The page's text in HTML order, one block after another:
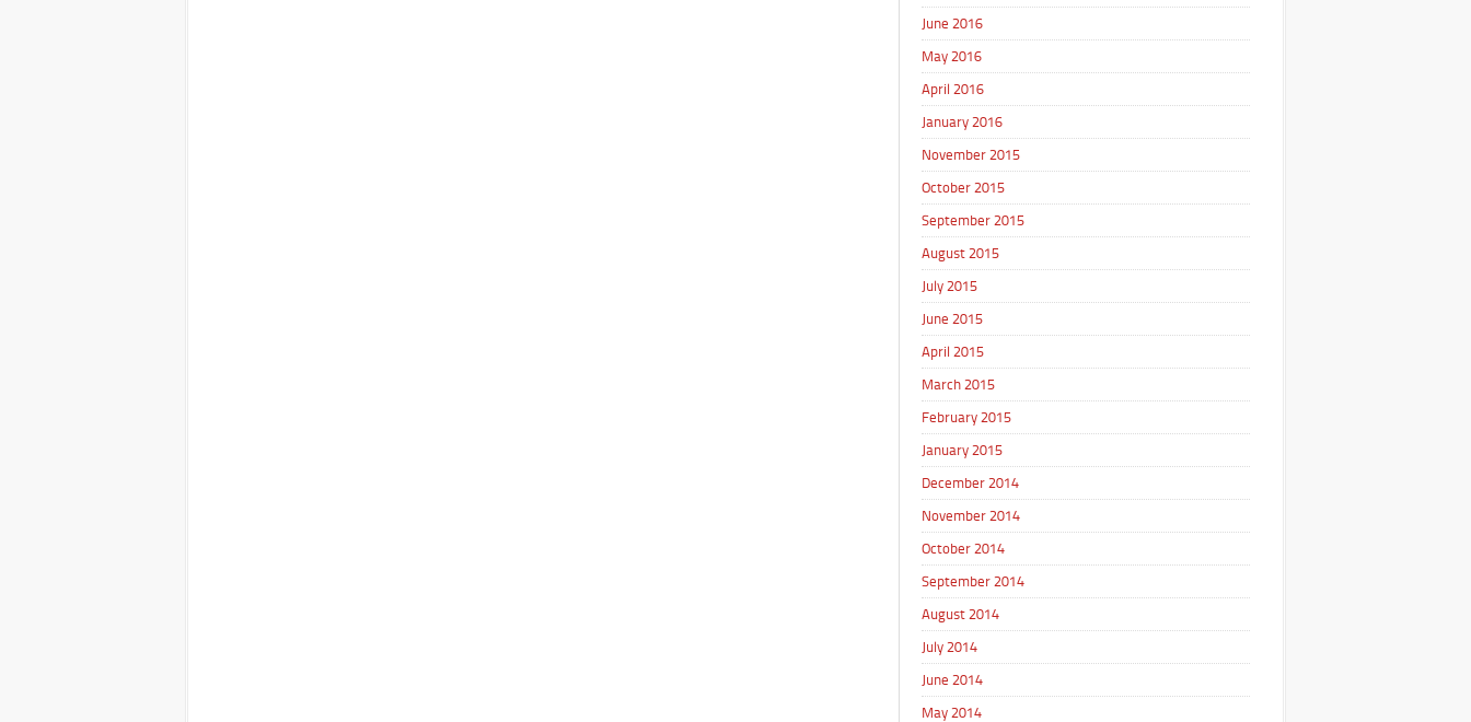
June 2016
May 2016
April 2016
January 2016
November 2015
October 2015
September 2015
August 2015
July 2015
June 2015
April 2015
March 2015
February 2015
January 2015
December 2014
November 2014
October 2014
September 2014
August 2014
July 2014
June 2014
May 2014